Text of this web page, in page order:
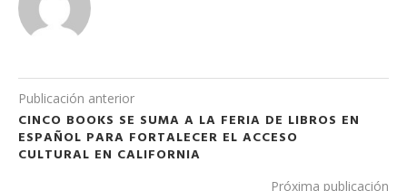
Publicación anterior
CINCO BOOKS SE SUMA A LA FERIA DE LIBROS EN
ESPAÑOL PARA FORTALECER EL ACCESO
CULTURAL EN CALIFORNIA
Próxima publicación